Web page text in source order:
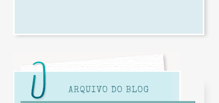
ARQUIVO DO BLOG